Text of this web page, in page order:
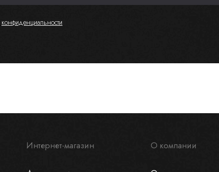
конфиденциальности
Интернет-магазин О компании